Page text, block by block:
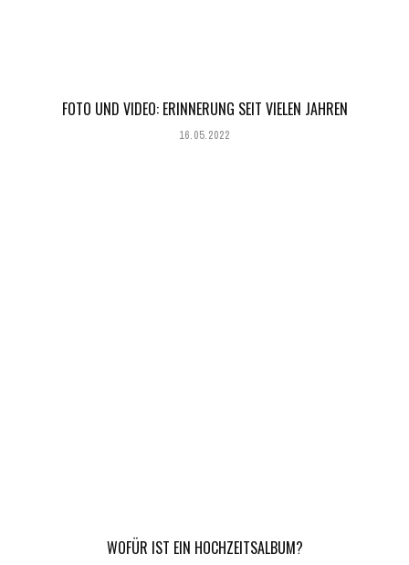
FOTO UND VIDEO: ERINNERUNG SEIT VIELEN JAHREN
16.05.2022
WOFÜR IST EIN HOCHZEITSALBUM?